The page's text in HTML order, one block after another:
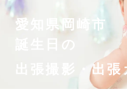
愛知県岡崎市
誕生日の
出張撮影・出